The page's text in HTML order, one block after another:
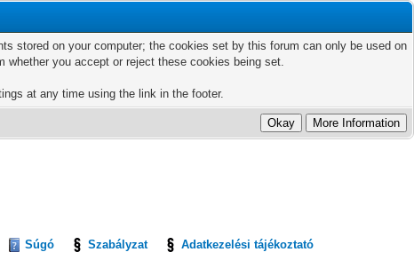
stored on your computer; the cookies set by this forum can only be used on
you accept or reject these cookies being set.
at any time using the link in the footer.
Súgó Szabályzat Adatkezelési tájékoztató